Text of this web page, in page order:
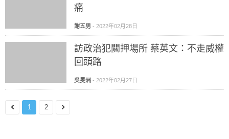
痛
謝五男 - 2022年02月28日
訪政治犯關押場所 蔡英文：不走威權
回頭路
吳旻洲 - 2022年02月27日
1 2